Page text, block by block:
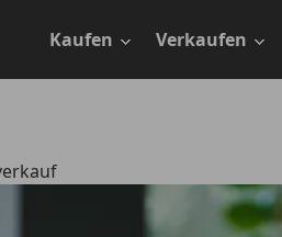
Kaufen Verkaufen